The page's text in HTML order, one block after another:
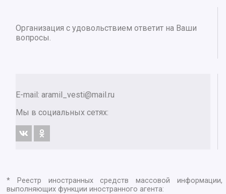
Организация с удовольствием ответит на Ваши
вопросы.
E-mail: aramil_vesti@mail.ru
Мы в социальных сетях:
* Реестр иностранных средств массовой информации,
выполняющих функции иностранного агента: